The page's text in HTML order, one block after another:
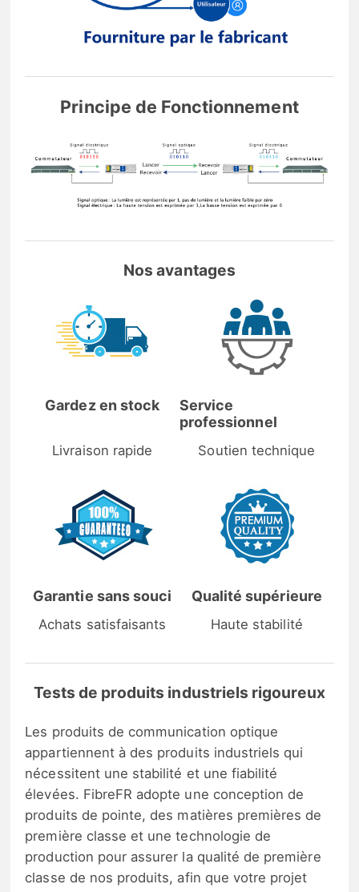
Principe de Fonctionnement
Nos avantages
Gardez en stock
Livraison rapide
Service
professionnel
Soutien technique
Garantie sans souci
Achats satisfaisants
Qualité supérieure
Haute stabilité
Tests de produits industriels rigoureux
Les produits de communication optique
appartiennent à des produits industriels qui
nécessitent une stabilité et une fiabilité
élevées. FibreFR adopte une conception de
produits de pointe, des matières premières de
première classe et une technologie de
production pour assurer la qualité de première
classe de nos produits, afin que votre projet